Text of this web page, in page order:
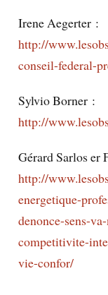
Irene Aegerter :
http://
conseil-federal-
Sylvio Borner :
http://
Gérard Sarlos er
http://
energetique-
denonce-sens-
competitivite-
vie-confor/